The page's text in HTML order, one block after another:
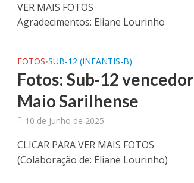
VER MAIS FOTOS
Agradecimentos: Eliane Lourinho
FOTOS•SUB-12 (INFANTIS-B)
Fotos: Sub-12
Maio Sarilhense
10 de Junho de 2025
CLICAR PARA VER MAIS FOTOS
(Colaboração de: Eliane Lourinho)